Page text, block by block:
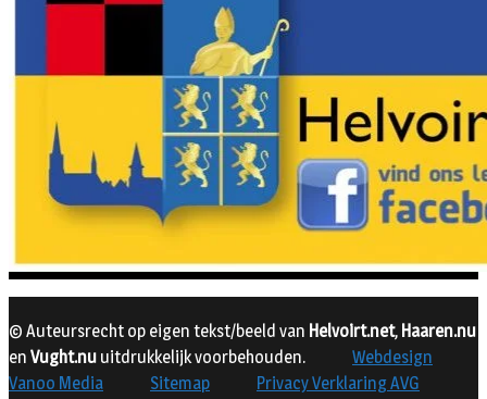
© Auteursrecht op eigen tekst/beeld van Helvoirt.net, Haaren.nu
en Vught.nu uitdrukkelijk voorbehouden.
Webdesign
Vanoo Media
Sitemap Privacy Verklaring AVG